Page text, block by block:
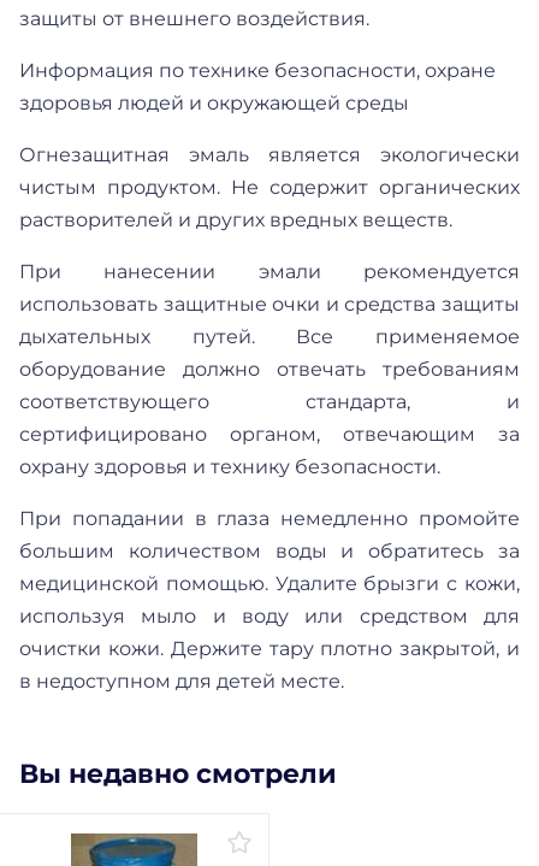
защиты от внешнего воздействия.
Информация по технике безопасности, охране
здоровья людей и окружающей среды
Огнезащитная эмаль является экологически
чистым продуктом. Не содержит органических
растворителей и других вредных веществ.
При нанесении эмали рекомендуется
использовать защитные очки и средства защиты
дыхательных путей. Все применяемое
оборудование должно отвечать требованиям
соответствующего стандарта, и
сертифицировано органом, отвечающим за
охрану здоровья и технику безопасности.
При попадании в глаза немедленно промойте
большим количеством воды и обратитесь за
медицинской помощью. Удалите брызги с кожи,
используя мыло и воду или средством для
очистки кожи. Держите тару плотно закрытой, и
в недоступном для детей месте.
Вы недавно смотрели